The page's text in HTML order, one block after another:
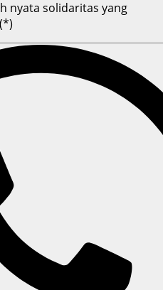
nyata solidaritas yang